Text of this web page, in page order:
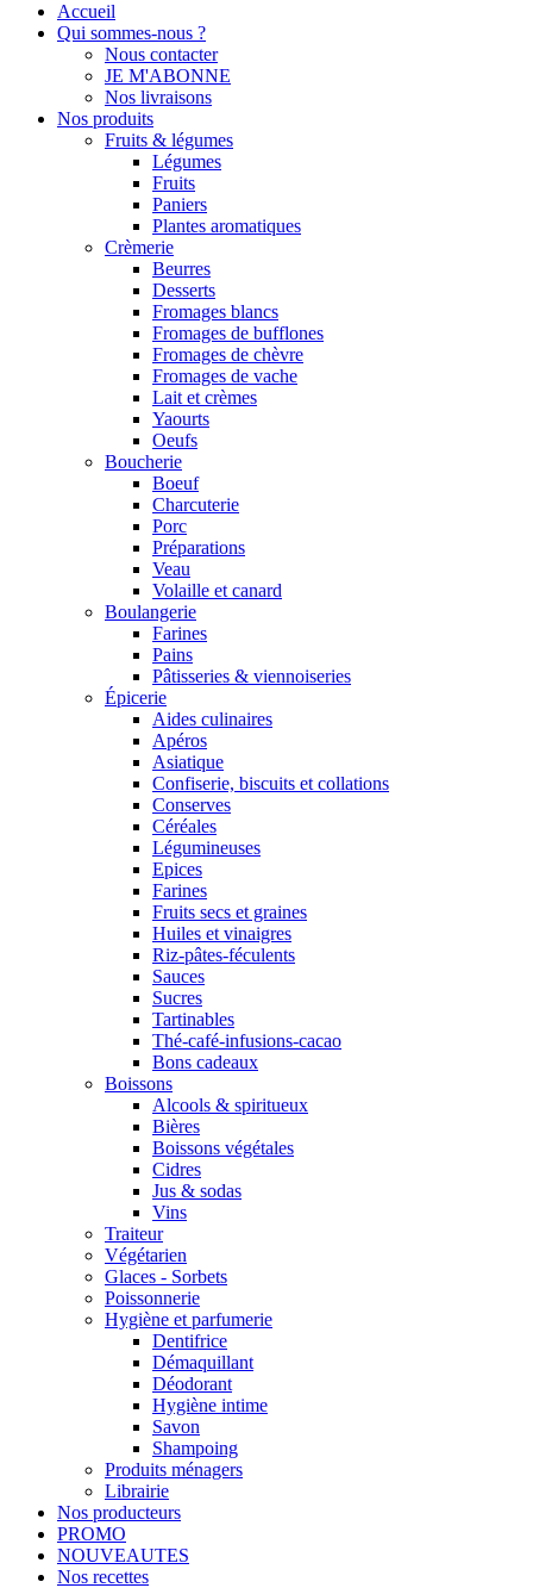
Accueil
Qui sommes-nous ?
Nous contacter
JE M'ABONNE
Nos livraisons
Nos produits
Fruits & légumes
Légumes
Fruits
Paniers
Plantes aromatiques
Crèmerie
Beurres
Desserts
Fromages blancs
Fromages de bufflones
Fromages de chèvre
Fromages de vache
Lait et crèmes
Yaourts
Oeufs
Boucherie
Boeuf
Charcuterie
Porc
Préparations
Veau
Volaille et canard
Boulangerie
Farines
Pains
Pâtisseries & viennoiseries
Épicerie
Aides culinaires
Apéros
Asiatique
Confiserie, biscuits et collations
Conserves
Céréales
Légumineuses
Epices
Farines
Fruits secs et graines
Huiles et vinaigres
Riz-pâtes-féculents
Sauces
Sucres
Tartinables
Thé-café-infusions-cacao
Bons cadeaux
Boissons
Alcools & spiritueux
Bières
Boissons végétales
Cidres
Jus & sodas
Vins
Traiteur
Végétarien
Glaces - Sorbets
Poissonnerie
Hygiène et parfumerie
Dentifrice
Démaquillant
Déodorant
Hygiène intime
Savon
Shampoing
Produits ménagers
Librairie
Nos producteurs
PROMO
NOUVEAUTES
Nos recettes